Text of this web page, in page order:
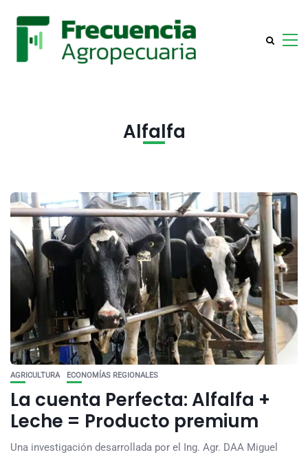
Alfalfa
AGRICULTURA ECONOMÍAS REGIONALES
La cuenta Perfecta: Alfalfa +
Leche = Producto premium
Una investigación desarrollada por el Ing. Agr. DAA Miguel